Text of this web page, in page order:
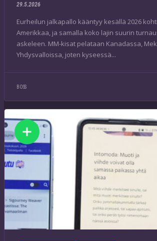
29.5.2026
Eurheilun jalkapallo kääntyy kesällä 2026
Amerikkaa, ja samalla koko lajin suurin
askeleen. MM-kisat pelataan Kanadassa,
Yhdysvalloissa, joten kyseessä...
BOSS